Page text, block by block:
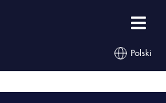
Polski